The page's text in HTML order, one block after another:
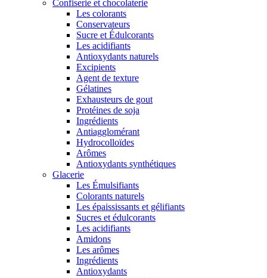
Confiserie et chocolaterie
Les colorants
Conservateurs
Sucre et Édulcorants
Les acidifiants
Antioxydants naturels
Excipients
Agent de texture
Gélatines
Exhausteurs de gout
Protéines de soja
Ingrédients
Antiagglomérant
Hydrocolloïdes
Arômes
Antioxydants synthétiques
Glacerie
Les Émulsifiants
Colorants naturels
Les épaississants et gélifiants
Sucres et édulcorants
Les acidifiants
Amidons
Les arômes
Ingrédients
Antioxydants